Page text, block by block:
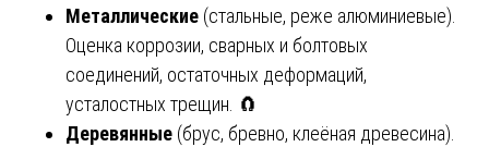
Металлические (стальные, реже алюминиевые).
Оценка коррозии, сварных и болтовых
соединений, остаточных деформаций,
усталостных трещин. 🧲
Деревянные (брус, бревно, клеёная древесина).